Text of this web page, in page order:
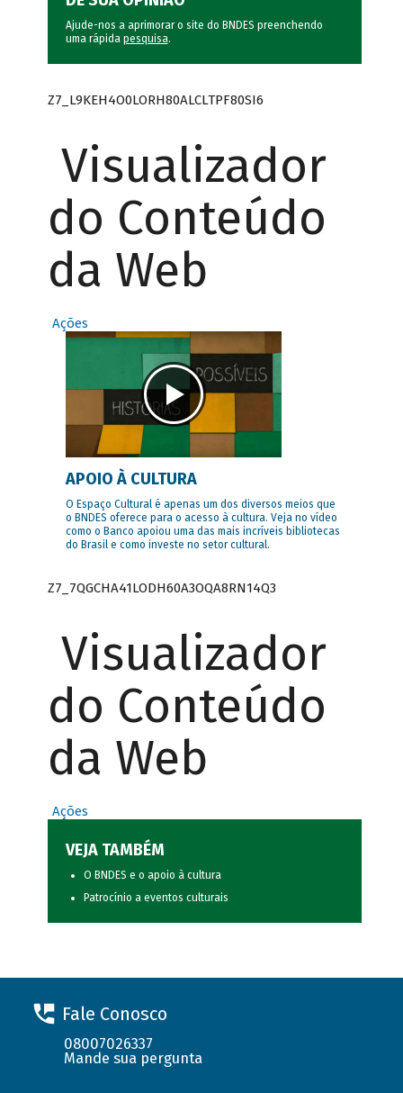
Ajude-nos a aprimorar o site do BNDES preenchendo
uma rápida pesquisa.
Z7_L9KEH4O0LORH80ALCLTPF80SI6
Visualizador
do Conteúdo
da Web
Ações
APOIO À CULTURA
O Espaço Cultural é apenas um dos diversos meios que
o BNDES oferece para o acesso à cultura. Veja no vídeo
como o Banco apoiou uma das mais incríveis bibliotecas
do Brasil e como investe no setor cultural.
Z7_7QGCHA41LODH60A3OQA8RN14Q3
Visualizador
do Conteúdo
da Web
Ações
VEJA TAMBÉM
O BNDES e o apoio à cultura
Patrocínio a eventos culturais
Fale Conosco
08007026337
Mande sua pergunta